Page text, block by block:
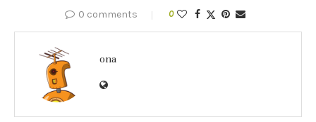
0 comments 0
ona